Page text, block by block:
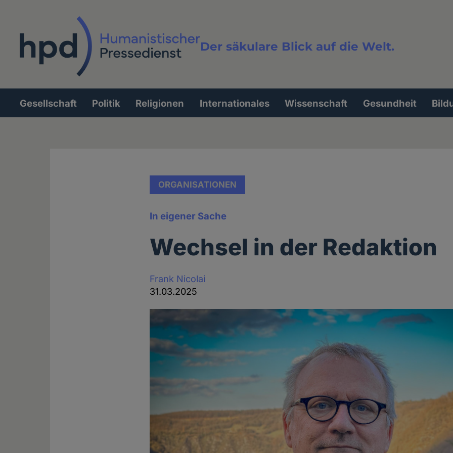
Der säkulare Blick auf die Welt.
Volltextsuche
Hauptnavigation
Gesellschaft Politik Religionen Internationales Wissenschaft Gesundheit
ORGANISATIONEN
In eigener Sache
Wechsel in der Redaktion
Frank Nicolai
31.03.2025